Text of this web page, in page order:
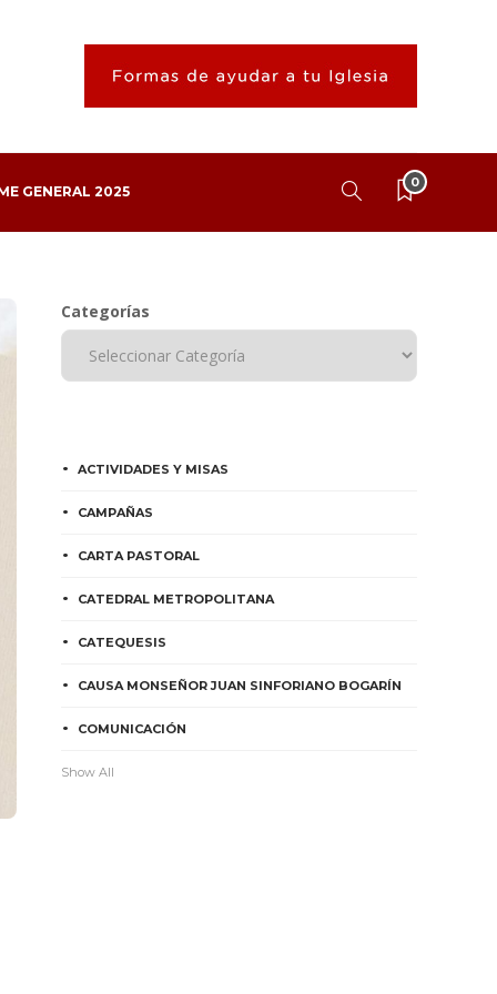
GENERAL 2025
0
Categorías
ACTIVIDADES Y MISAS
CAMPAÑAS
CARTA PASTORAL
CATEDRAL METROPOLITANA
CATEQUESIS
CAUSA MONSEÑOR JUAN SINFORIANO BOGARÍN
COMUNICACIÓN
Show All